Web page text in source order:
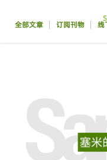
全部文章 订阅刊物 线